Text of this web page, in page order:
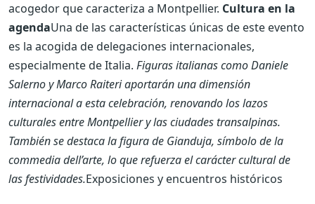
acogedor que caracteriza a Montpellier. Cultura en la
agendaUna de las características únicas de este evento
es la acogida de delegaciones internacionales,
especialmente de Italia. Figuras italianas como Daniele
Salerno y Marco Raiteri aportarán una dimensión
internacional a esta celebración, renovando los lazos
culturales entre Montpellier y las ciudades transalpinas.
También se destaca la figura de Gianduja, símbolo de la
commedia dell’arte, lo que refuerza el carácter cultural de
las festividades.Exposiciones y encuentros históricos